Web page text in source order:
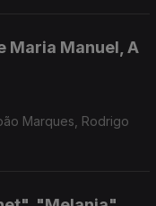
Maria Manuel, A
Marques, Rodrigo